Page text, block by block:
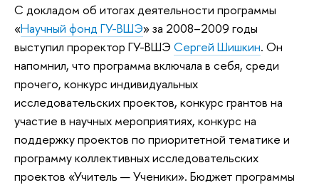
С докладом об итогах деятельности программы
«Научный фонд ГУ-ВШЭ» за 2008–2009 годы
выступил проректор ГУ-ВШЭ Сергей Шишкин. Он
напомнил, что программа включала в себя, среди
прочего, конкурс индивидуальных
исследовательских проектов, конкурс грантов на
участие в научных мероприятиях, конкурс на
поддержку проектов по приоритетной тематике и
программу коллективных исследовательских
проектов «Учитель — Ученики». Бюджет программы